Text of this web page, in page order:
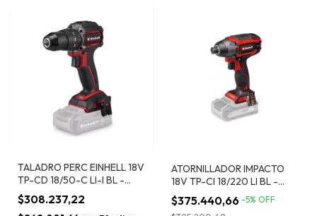
TALADRO PERC EINHELL 18V
TP-CD 18/50-C LI-I BL -
SOLO
$308.237,22
ATORNILLADOR IMPACTO
18V TP-CI 18/220 LI BL -
SOLO EINHELL
$375.440,66 -5% OFF